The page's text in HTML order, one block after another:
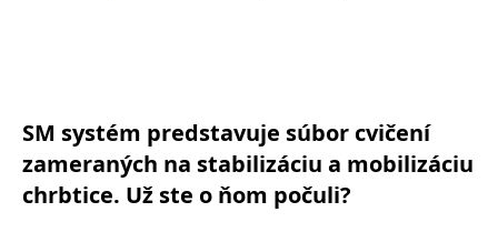
SM systém predstavuje súbor cvičení
zameraných na stabilizáciu a mobilizáciu
chrbtice. Už ste o ňom počuli?